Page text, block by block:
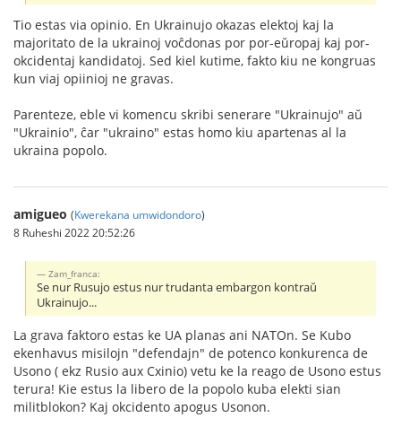
Tio estas via opinio. En Ukrainujo okazas elektoj kaj la
majoritato de la ukrainoj voĉdonas por por-eŭropaj kaj por-
okcidentaj kandidatoj. Sed kiel kutime, fakto kiu ne kongruas
kun viaj opiinioj ne gravas.
Parenteze, eble vi komencu skribi senerare "Ukrainujo" aŭ
"Ukrainio", ĉar "ukraino" estas homo kiu apartenas al la
ukraina popolo.
amigueo (Kwerekana umwidondoro)
8 Ruheshi 2022 20:52:26
Zam_franca:
Se nur Rusujo estus nur trudanta embargon kontraŭ
Ukrainujo...
La grava faktoro estas ke UA planas ani NATOn. Se Kubo
ekenhavus misilojn "defendajn" de potenco konkurenca de
Usono ( ekz Rusio aux Cxinio) vetu ke la reago de Usono estus
terura! Kie estus la libero de la popolo kuba elekti sian
militblokon? Kaj okcidento apogus Usonon.